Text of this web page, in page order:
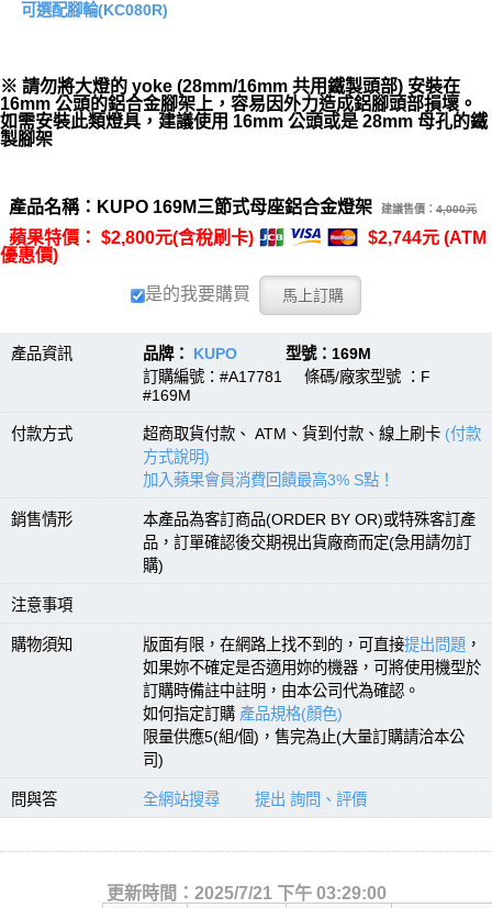
可選配腳輪(KC080R)
※ 請勿將大燈的 yoke (28mm/16mm 共用鐵製頭部) 安裝在
16mm 公頭的鋁合金腳架上，容易因外力造成鋁腳頭部損壞。
如需安裝此類燈具，建議使用 16mm 公頭或是 28mm 母孔的鐵
製腳架
產品名稱：KUPO 169M三節式母座鋁合金燈架 建議售價： 4,000元
蘋果特價： $2,800元(含稅刷卡)
$2,744元 (ATM
優惠價)
是的我要購買
產品資訊 品牌： KUPO 型號：169M
訂購編號：#A17781 條碼/廠家型號 ：F
#169M
付款方式 超商取貨付款、 ATM、貨到付款、線上刷卡 (付款
方式說明)
加入蘋果會員消費回饋最高3% S點！
銷售情形
本產品為客訂商品(ORDER BY OR)或特殊客訂產
品，訂單確認後交期視出貨廠商而定(急用請勿訂
購)
注意事項
購物須知 版面有限，在網路上找不到的，可直接提出問題 ，
如果妳不確定是否適用妳的機器，可將使用機型於
訂購時備註中註明，由本公司代為確認。
如何指定訂購 產品規格(顏色)
限量供應5(組/個)，售完為止(大量訂購請洽本公
司)
問與答 全網站搜尋 提出 詢問、評價
更新時間：2025/7/21 下午 03:29:00